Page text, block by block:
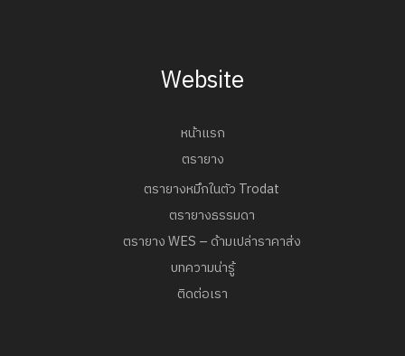
Website
หน้าแรก
ตรายาง
ตรายางหมึกในตัว Trodat
ตรายางธรรมดา
ตรายาง WES – ด้ามเปล่าราคาส่ง
บทความน่ารู้
ติดต่อเรา